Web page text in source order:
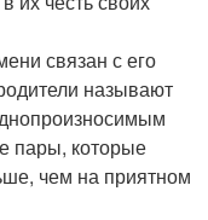
связан с его
называют
пары, которые
чем на приятном